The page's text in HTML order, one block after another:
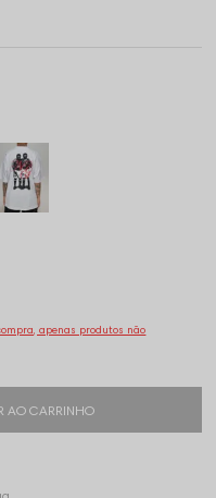
apenas produtos não